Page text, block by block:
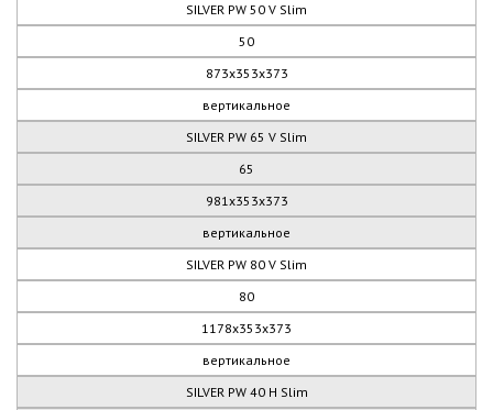
SILVER PW 50 V Slim
50
873х353х373
вертикальное
SILVER PW 65 V Slim
65
981х353х373
вертикальное
SILVER PW 80 V Slim
80
1178х353х373
вертикальное
SILVER PW 40 H Slim